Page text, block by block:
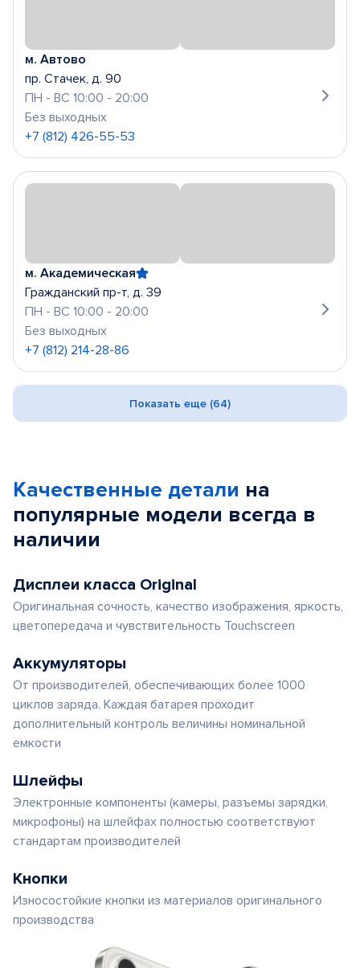
м. Автово
пр. Стачек, д. 90
ПН - ВС 10:00 - 20:00
Без выходных
+7 (812) 426-55-53
м. Академическая
Гражданский пр-т, д. 39
ПН - ВС 10:00 - 20:00
Без выходных
+7 (812) 214-28-86
Показать еще (64)
Качественные детали на
популярные модели всегда в
наличии
Дисплеи класса Original
Оригинальная сочность, качество изображения, яркость,
цветопередача и чувствительность Touchscreen
Аккумуляторы
От производителей, обеспечивающих более 1000
циклов заряда. Каждая батарея проходит
дополнительный контроль величины номинальной
емкости
Шлейфы
Электронные компоненты (камеры, разъемы зарядки,
микрофоны) на шлейфах полностью соответствуют
стандартам производителей
Кнопки
Износостойкие кнопки из материалов оригинального
производства